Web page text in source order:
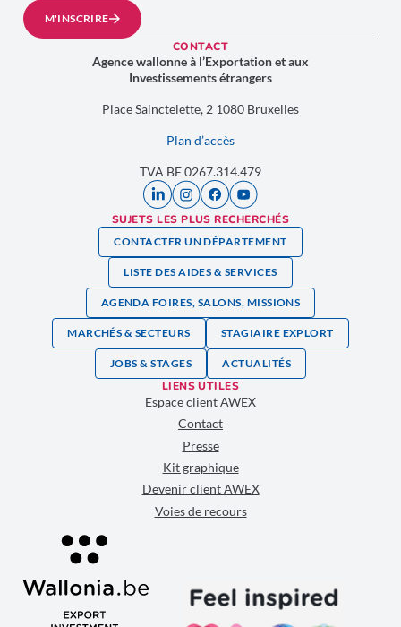
M'INSCRIRE
CONTACT
Agence wallonne à l’Exportation et aux
Investissements étrangers
Place Sainctelette, 2 1080 Bruxelles
Plan d’accès
TVA BE 0267.314.479
SUJETS LES PLUS RECHERCHÉS
CONTACTER UN DÉPARTEMENT
LISTE DES AIDES & SERVICES
AGENDA FOIRES, SALONS, MISSIONS
MARCHÉS & SECTEURS STAGIAIRE EXPLORT
JOBS & STAGES ACTUALITÉS
LIENS UTILES
Espace client AWEX
Contact
Presse
Kit graphique
Devenir client AWEX
Voies de recours